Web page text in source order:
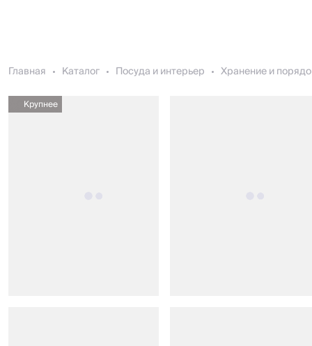
Главная Каталог Посуда и интерьер Хранение и
Крупнее